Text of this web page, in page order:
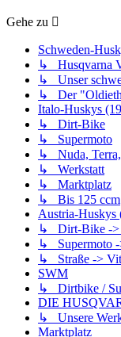
Gehe zu
Schweden-
↳ Husqvarna
↳ Unser
↳ Der
Italo-Huskys
↳ Dirt-Bike
↳ Supermoto
↳ Nuda, Terra,
↳ Werkstatt
↳ Marktplatz
↳ Bis 125 ccm
Austria-Huskys
↳ Dirt-Bike ->
↳ Supermoto -
↳ Straße ->
SWM
↳ Dirtbike /
DIE
↳ Unsere
Marktplatz